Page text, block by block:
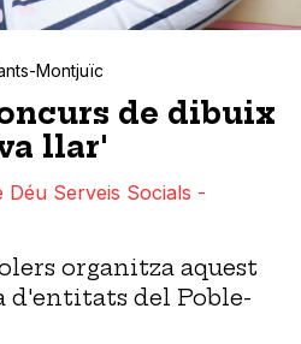
Montjuïc
de dibuix
llar'
Déu Serveis Socials -
organitza aquest
d'entitats del Poble-